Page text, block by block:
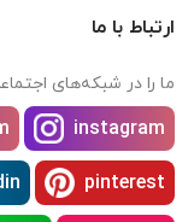
ارتباط با ما
ما را در شبکه‌های
instagram
pinterest